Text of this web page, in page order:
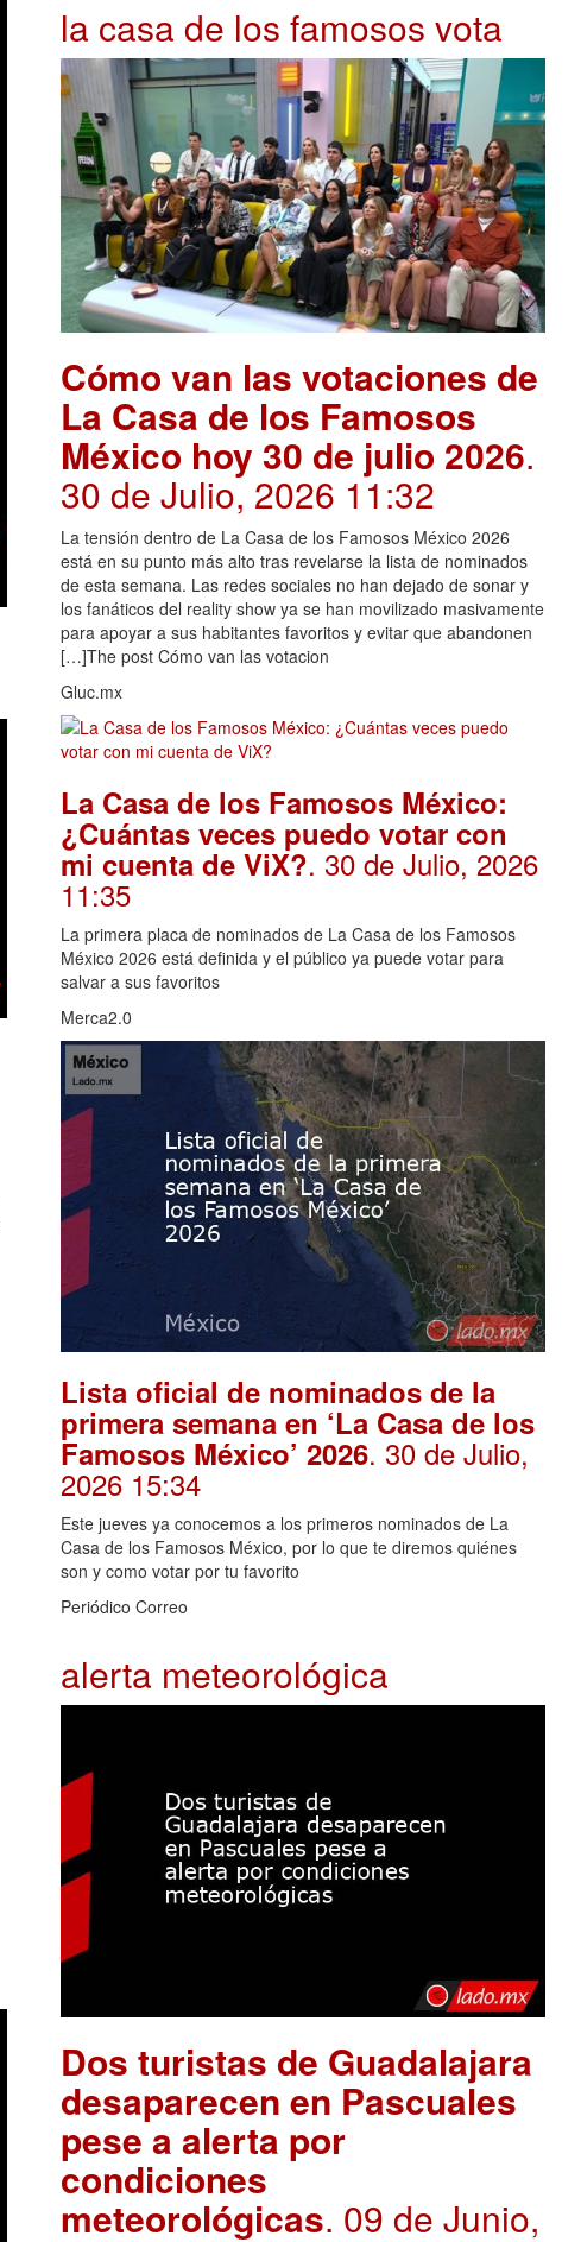
la casa de los famosos vota
Cómo van las votaciones de
La Casa de los Famosos
México hoy 30 de julio 2026.
30 de Julio, 2026 11:32
La tensión dentro de La Casa de los Famosos México 2026
está en su punto más alto tras revelarse la lista de nominados
de esta semana. Las redes sociales no han dejado de sonar y
los fanáticos del reality show ya se han movilizado masivamente
para apoyar a sus habitantes favoritos y evitar que abandonen
[…]The post Cómo van las votacion
Gluc.mx
La Casa de los Famosos México:
¿Cuántas veces puedo votar con
mi cuenta de ViX?. 30 de Julio, 2026
11:35
La primera placa de nominados de La Casa de los Famosos
México 2026 está definida y el público ya puede votar para
salvar a sus favoritos
Merca2.0
Lista oficial de nominados de la
primera semana en ‘La Casa de los
Famosos México’ 2026. 30 de Julio,
2026 15:34
Este jueves ya conocemos a los primeros nominados de La
Casa de los Famosos México, por lo que te diremos quiénes
son y como votar por tu favorito
Periódico Correo
alerta meteorológica
Dos turistas de Guadalajara
desaparecen en Pascuales
pese a alerta por
condiciones
meteorológicas. 09 de Junio,